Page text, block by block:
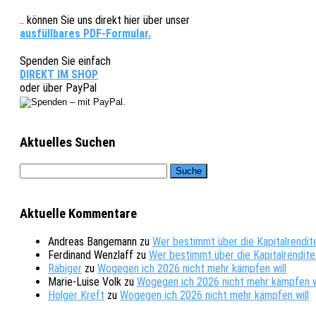
.. können Sie uns direkt hier über unser
ausfüllbares PDF-Formular.
Spenden Sie einfach
DIREKT IM SHOP
oder über PayPal
Aktuelles Suchen
Aktuelle Kommentare
Andreas Bangemann zu Wer bestimmt über die
Ferdinand Wenzlaff zu Wer bestimmt über die
Räbiger zu Wogegen ich 2026 nicht mehr kämpfen will
Marie-Luise Volk zu Wogegen ich 2026 nicht mehr kämpfen
Holger Kreft zu Wogegen ich 2026 nicht mehr kämpfen will